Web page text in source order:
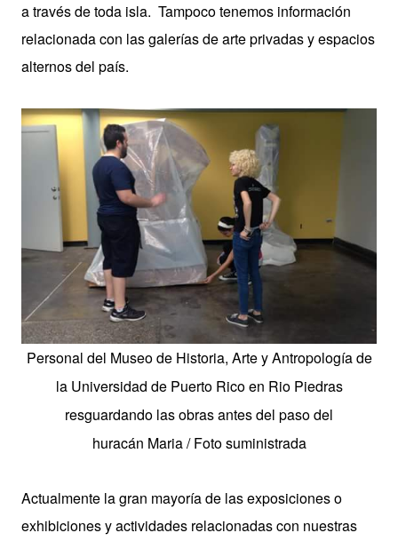
a través de toda isla. Tampoco tenemos información
relacionada con las galerías de arte privadas y espacios
alternos del país.
Personal del Museo de Historia, Arte y Antropología de
la Universidad de Puerto Rico en Rio Piedras
resguardando las obras antes del paso del
huracán Maria / Foto suministrada
Actualmente la gran mayoría de las exposiciones o
exhibiciones y actividades relacionadas con nuestras